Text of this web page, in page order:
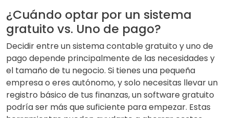
¿Cuándo optar por un sistema
gratuito vs. Uno de pago?
Decidir entre un sistema contable gratuito y uno de
pago depende principalmente de las necesidades y
el tamaño de tu negocio. Si tienes una pequeña
empresa o eres autónomo, y solo necesitas llevar un
registro básico de tus finanzas, un software gratuito
podría ser más que suficiente para empezar. Estas